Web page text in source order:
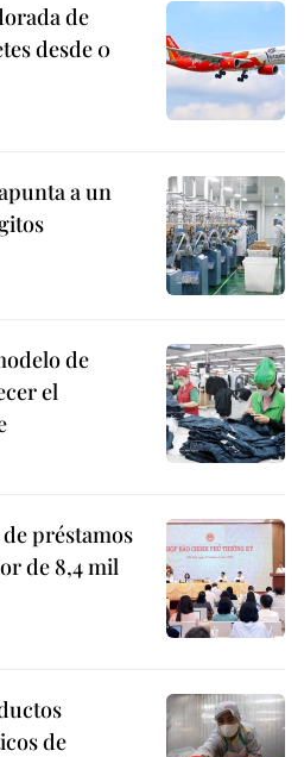
de
desde 0
a un
de
el
préstamos
de 8,4 mil
de